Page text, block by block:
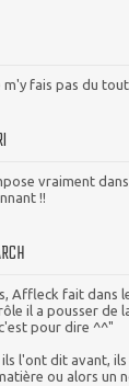
m'y fais pas du
vraiment
!!
Affleck fait dans
il a pousser de
pour dire ^^"
ils l'ont dit avant,
ou alors un